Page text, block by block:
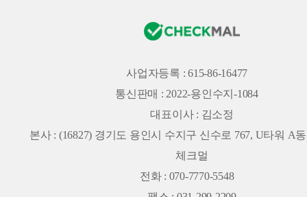
사업자등록 : 615-86-16477
통신판매 : 2022-용인수지-1084
대표이사 : 김소정
본사 : (16827) 경기도 용인시 수지구 신수로 767, U타워 A
체크멀
전화 : 070-7770-5548